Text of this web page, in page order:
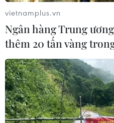
vietnamplus.vn
Ngân hàng Trung
thêm 20 tấn vàng